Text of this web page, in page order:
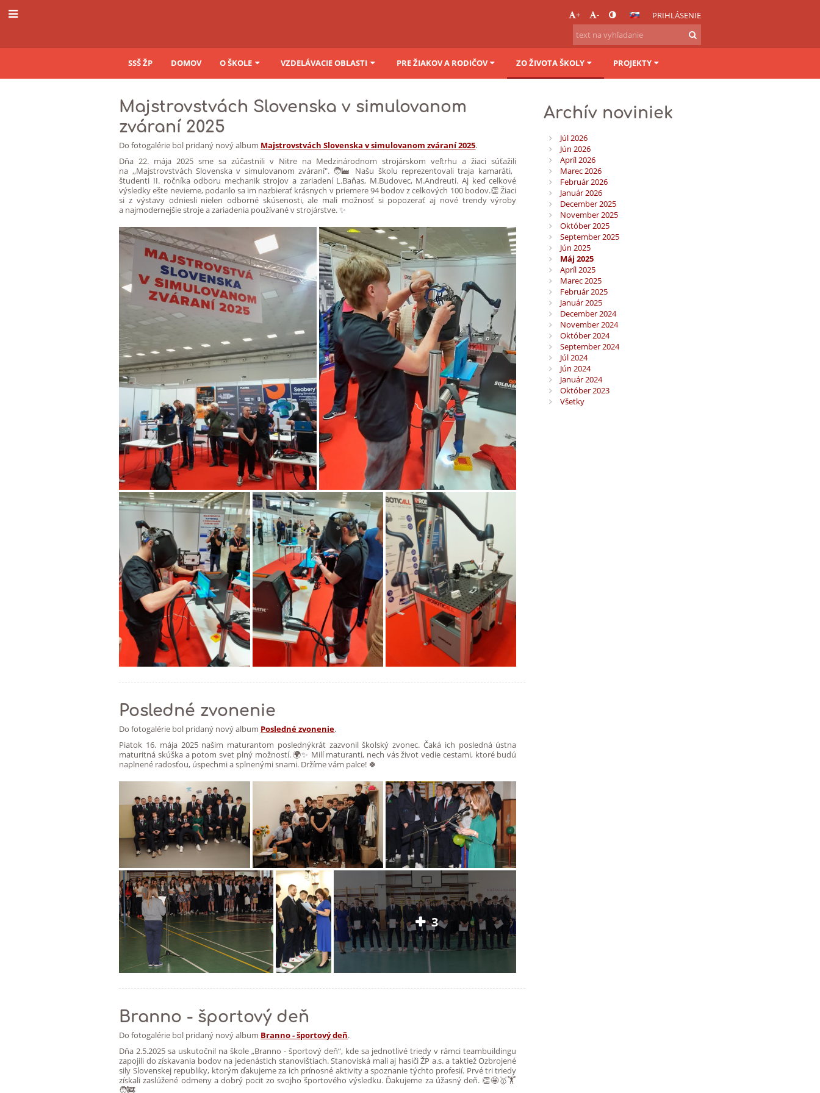
+ - PRIHLÁSENIE
SSŠ ŽP DOMOV O ŠKOLE VZDELÁVACIE OBLASTI PRE ŽIAKOV A RODIČOV ZO ŽIVOTA ŠKOLY PROJEKTY
Novinky
Majstrovstvách Slovenska v simulovanom
zváraní 2025
Do fotogalérie bol pridaný nový album Majstrovstvách Slovenska v simulovanom zváraní 2025.
Dňa 22. mája 2025 sme sa zúčastnili v Nitre na Medzinárodnom strojárskom veľtrhu a žiaci súťažili
na ,,Majstrovstvách Slovenska v simulovanom zváraní". 🧑‍🏭 Našu školu reprezentovali traja kamaráti,
študenti II. ročníka odboru mechanik strojov a zariadení L.Baňas, M.Budovec, M.Andreuti. Aj keď celkové
výsledky ešte nevieme, podarilo sa im nazbierať krásnych v priemere 94 bodov z celkových 100 bodov.👏 Žiaci
si z výstavy odniesli nielen odborné skúsenosti, ale mali možnosť si popozerať aj nové trendy výroby
a najmodernejšie stroje a zariadenia používané v strojárstve. ✨
Posledné zvonenie
Do fotogalérie bol pridaný nový album Posledné zvonenie.
Piatok 16. mája 2025 našim maturantom poslednýkrát zazvonil školský zvonec. Čaká ich posledná ústna
maturitná skúška a potom svet plný možností. 🌍✨ Milí maturanti, nech vás život vedie cestami, ktoré budú
naplnené radosťou, úspechmi a splnenými snami. Držíme vám palce! 🍀
3
Branno - športový deň
Do fotogalérie bol pridaný nový album Branno - športový deň.
Dňa 2.5.2025 sa uskutočnil na škole „Branno - športový deň“, kde sa jednotlivé triedy v rámci teambuildingu
zapojili do získavania bodov na jedenástich stanovištiach. Stanoviská mali aj hasiči ŽP a.s. a taktiež Ozbrojené
sily Slovenskej republiky, ktorým ďakujeme za ich prínosné aktivity a spoznanie týchto profesií. Prvé tri triedy
získali zaslúžené odmeny a dobrý pocit zo svojho športového výsledku. Ďakujeme za úžasný deň. 👏🤩🥇🏋️
🧑‍🚒
Archív noviniek
Júl 2026
Jún 2026
Apríl 2026
Marec 2026
Február 2026
Január 2026
December 2025
November 2025
Október 2025
September 2025
Jún 2025
Máj 2025
Apríl 2025
Marec 2025
Február 2025
Január 2025
December 2024
November 2024
Október 2024
September 2024
Júl 2024
Jún 2024
Január 2024
Október 2023
Všetky